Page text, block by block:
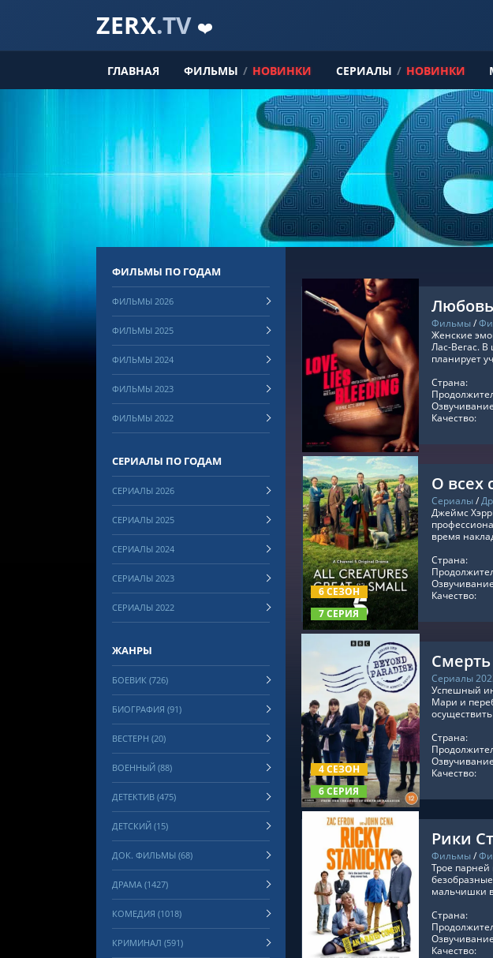
ZERX.TV ❤️
ГЛАВНАЯ ФИЛЬМЫ / НОВИНКИ СЕРИАЛЫ / НОВИНКИ
СМОТРЕТЬ ОНЛАЙН
Фильмы/
Женские
Лас-Вегас.
планирует
Страна:
Качество:
6 СЕЗОН
7 СЕРИЯ
СМОТРЕТЬ ОНЛАЙН
О всех
Сериалы/
Джеймс
время
Страна:
Качество:
4 СЕЗОН
6 СЕРИЯ
СМОТРЕТЬ ОНЛАЙН
Сериалы
Успешный
Мари и
Страна:
Качество:
СМОТРЕТЬ ОНЛАЙН
Рики
Фильмы/
Трое парней
мальчишки
Страна:
Качество:
ФИЛЬМЫ ПО ГОДАМ
ФИЛЬМЫ 2026
ФИЛЬМЫ 2025
ФИЛЬМЫ 2024
ФИЛЬМЫ 2023
ФИЛЬМЫ 2022
СЕРИАЛЫ ПО ГОДАМ
СЕРИАЛЫ 2026
СЕРИАЛЫ 2025
СЕРИАЛЫ 2024
СЕРИАЛЫ 2023
СЕРИАЛЫ 2022
ЖАНРЫ
БОЕВИК (726)
БИОГРАФИЯ (91)
ВЕСТЕРН (20)
ВОЕННЫЙ (88)
ДЕТЕКТИВ (475)
ДЕТСКИЙ (15)
ДОК. ФИЛЬМЫ (68)
ДРАМА (1427)
КОМЕДИЯ (1018)
КРИМИНАЛ (591)